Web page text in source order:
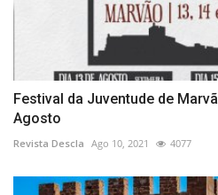
Festival da Juventude de
Agosto
Revista Descla Ago 10, 2021 4077